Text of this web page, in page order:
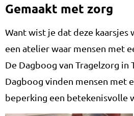
Gemaakt met zorg
Want wist je dat deze kaarsjes
een atelier waar mensen met
De Dagboog van Tragelzorg in
Dagboog vinden mensen met
beperking een betekenisvolle